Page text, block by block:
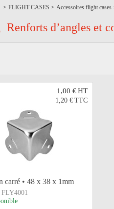
> FLIGHT CASES > Accessoires flight cases
Renforts d’angles et
1,00 €HT
1,20 € TTC
carré • 48 x 38 x 1mm
FLY4001